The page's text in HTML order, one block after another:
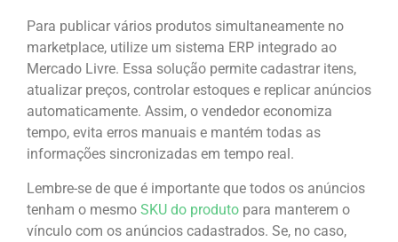
Para publicar vários produtos simultaneamente no
marketplace, utilize um sistema ERP integrado ao
Mercado Livre. Essa solução permite cadastrar itens,
atualizar preços, controlar estoques e replicar anúncios
automaticamente. Assim, o vendedor economiza
tempo, evita erros manuais e mantém todas as
informações sincronizadas em tempo real.
Lembre-se de que é importante que todos os anúncios
tenham o mesmo SKU do produto para manterem o
vínculo com os anúncios cadastrados. Se, no caso,